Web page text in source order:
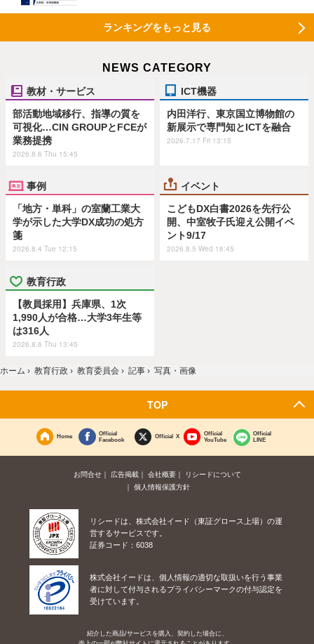
ランキングをもっと見る
NEWS CATEGORY
教材・サービス
部活動地域移行、指導の質を
可視化…CIN GROUPとFCEが
業務提携
2026.8.6 Thu 15:45
ICT機器
内田洋行、東京国立博物館の
新展示で専門知とICTを融合
2026.7.17 Fri 13:15
事例
「地方・単科」の室蘭工業大
学が示した大学DX成功の処方
箋
2026.8.4 Tue 12:15
イベント
こどもDX白書2026を先行公
開、中室牧子氏迎え公開イベ
ント9/17
2026.8.5 Wed 18:45
教育行政
【教員採用】兵庫県、1次
1,990人が合格…大学3年生等
は316人
2026.8.6 Thu 13:45
ホーム › 教育行政 › 教育委員会 › 記事 › 写真・画像
TOP
Home
Official
Facebook
Official X
Official
YouTube
Official
LINE
お問合せ 広告掲載 会社概要
リシードについて
個人情報保護方針
リシードは、株式会社イード（東証グロース上場）の運
営するサービスです。
証券コード：6038
株式会社イードは、個人情報の適切な取扱いを行う事業
者に対して付与されるプライバシーマークの付与認定を
受けています。
紹介した商品/サービスを購入、契約した場合に、